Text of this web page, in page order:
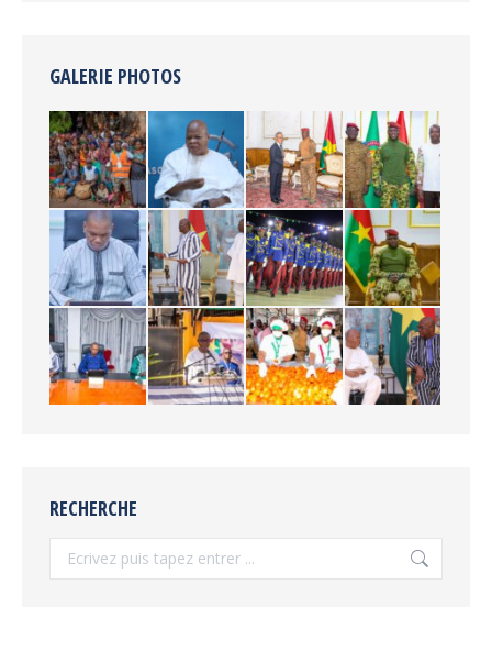
GALERIE PHOTOS
RECHERCHE